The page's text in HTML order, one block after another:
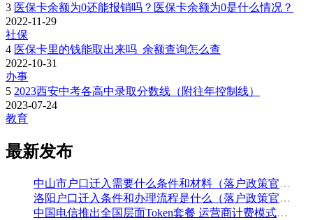
3 医保卡余额为0还能报销吗？医保卡余额为0是什么情况？
2022-11-29
社保
4 医保卡里的钱能取出来吗_余额查询怎么查
2022-10-31
办事
5 2023西安中考各高中录取分数线（附往年控制线）
2023-07-24
教育
最新发布
中山市户口迁入需要什么条件和材料（落户政策官方解读）
洛阳户口迁入条件和办理流程是什么（落户政策官方问答汇总）
中国电信推出全国层面Token套餐 运营商计费模式从”流量”迈向”算力”